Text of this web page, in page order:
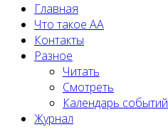
Главная
Что такое АА
Контакты
Разное
Читать
Смотреть
Календарь событий
Журнал